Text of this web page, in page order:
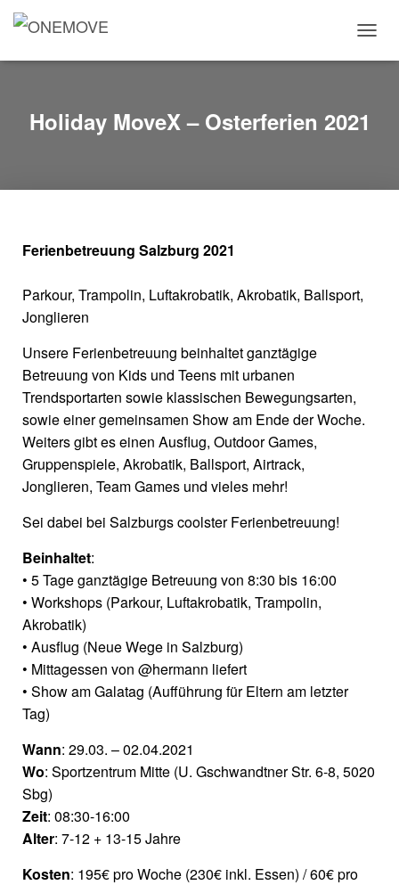
O
L
E
Holiday MoveX – Osterferien 2021
Ferienbetreuung Salzburg 2021
Parkour, Trampolin, Luftakrobatik, Akrobatik, Ballsport,
Jonglieren
Unsere Ferienbetreuung beinhaltet ganztägige
Betreuung von Kids und Teens mit urbanen
Trendsportarten sowie klassischen Bewegungsarten,
sowie einer gemeinsamen Show am Ende der Woche.
Weiters gibt es einen Ausflug, Outdoor Games,
Gruppenspiele, Akrobatik, Ballsport, Airtrack,
Jonglieren, Team Games und vieles mehr!
Sei dabei bei Salzburgs coolster Ferienbetreuung!
Beinhaltet:
• 5 Tage ganztägige Betreuung von 8:30 bis 16:00
• Workshops (Parkour, Luftakrobatik, Trampolin,
Akrobatik)
• Ausflug (Neue Wege in Salzburg)
• Mittagessen von @hermann liefert
• Show am Galatag (Aufführung für Eltern am letzter
Tag)
Wann: 29.03. – 02.04.2021
Wo: Sportzentrum Mitte (U. Gschwandtner Str. 6-8, 5020
Sbg)
Zeit: 08:30-16:00
Alter: 7-12 + 13-15 Jahre
Kosten: 195€ pro Woche (230€ inkl. Essen) / 60€ pro